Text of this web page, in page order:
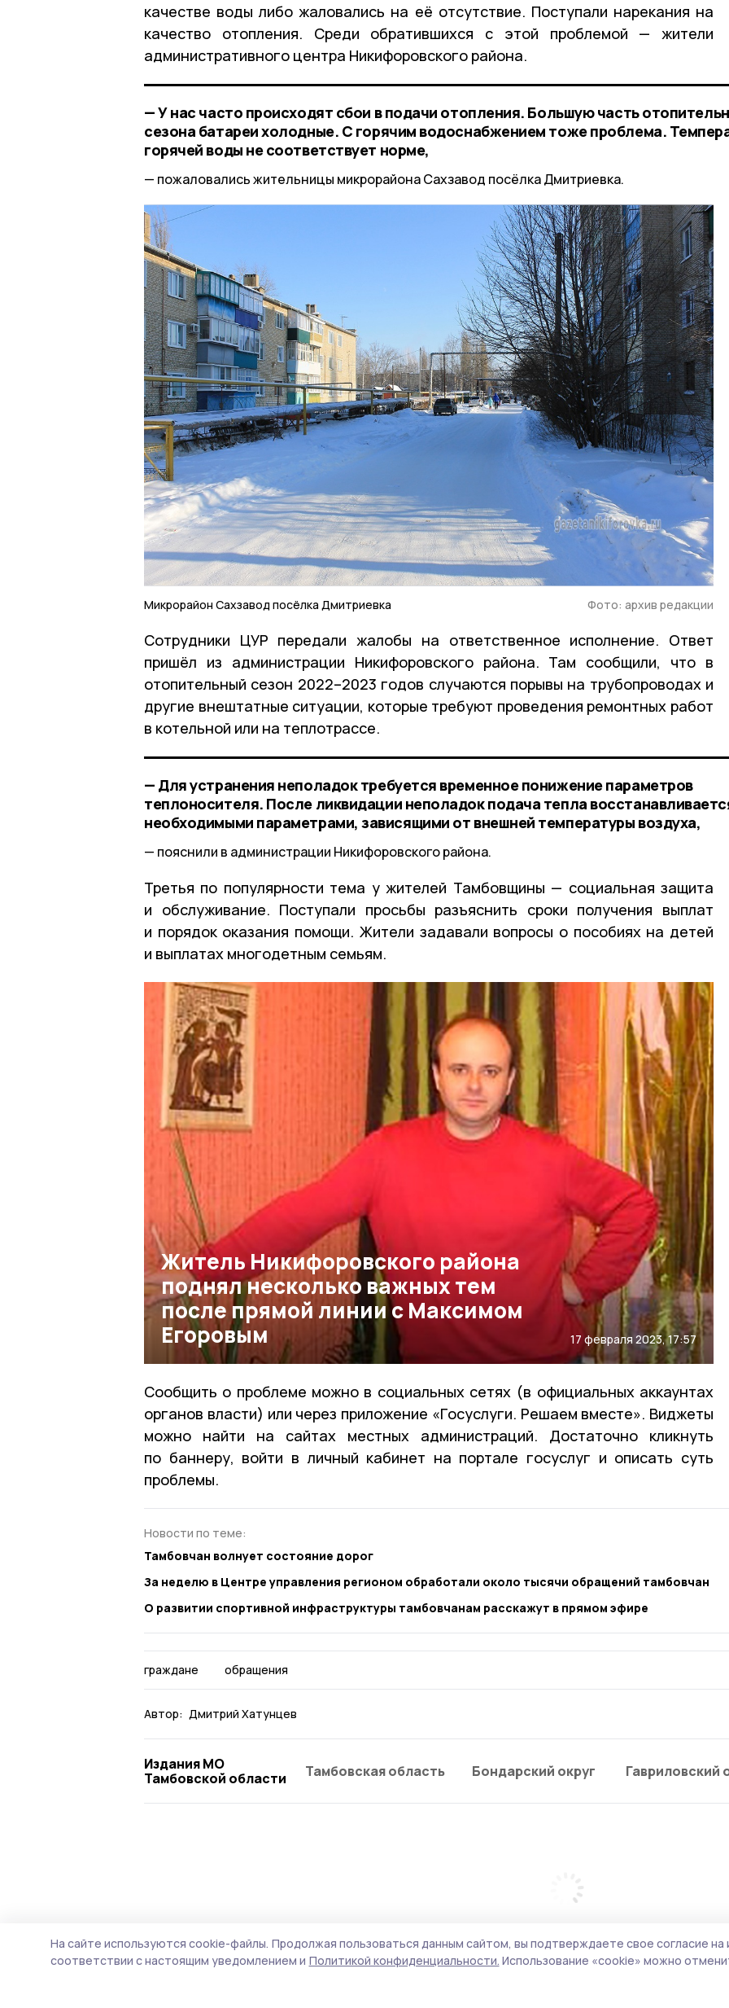
качестве воды либо жаловались на её отсутствие. Поступали нарекания на
качество отопления. Среди обратившихся с этой проблемой — жители
административного центра Никифоровского района.
— У нас часто происходят сбои в подачи отопления. Большую часть
сезона батареи холодные. С горячим водоснабжением тоже проблема.
горячей воды не соответствует норме,
пожаловались жительницы микрорайона Сахзавод посёлка Дмитриевка.
Микрорайон Сахзавод посёлка Дмитриевка Фото: архив редакции
Сотрудники ЦУР передали жалобы на ответственное исполнение. Ответ
пришёл из администрации Никифоровского района. Там сообщили, что в
отопительный сезон 2022–2023 годов случаются порывы на трубопроводах и
другие внештатные ситуации, которые требуют проведения ремонтных работ
в котельной или на теплотрассе.
— Для устранения неполадок требуется временное понижение параметров
теплоносителя. После ликвидации неполадок подача тепла
необходимыми параметрами, зависящими от внешней температуры воздуха,
пояснили в администрации Никифоровского района.
Третья по популярности тема у жителей Тамбовщины — социальная защита
и обслуживание. Поступали просьбы разъяснить сроки получения выплат
и порядок оказания помощи. Жители задавали вопросы о пособиях на детей
и выплатах многодетным семьям.
Житель Никифоровского района
поднял несколько важных тем
после прямой линии с Максимом
Егоровым
17 февраля 2023, 17:57
Сообщить о проблеме можно в социальных сетях (в официальных аккаунтах
органов власти) или через приложение «Госуслуги. Решаем вместе». Виджеты
можно найти на сайтах местных администраций. Достаточно кликнуть
по баннеру, войти в личный кабинет на портале госуслуг и описать суть
проблемы.
Новости по теме:
Тамбовчан волнует состояние дорог
За неделю в Центре управления регионом обработали около тысячи обращений тамбовчан
О развитии спортивной инфраструктуры тамбовчанам расскажут в прямом эфире
граждане обращения
Автор: Дмитрий Хатунцев
Издания МО
Тамбовской области
Тамбовская область Бондарский округ Гавриловский
На сайте используются cookie-файлы. Продолжая пользоваться данным сайтом, вы подтверждаете свое согласие на
соответствии с настоящим уведомлением и Политикой конфиденциальности. Использование «cookie» можно